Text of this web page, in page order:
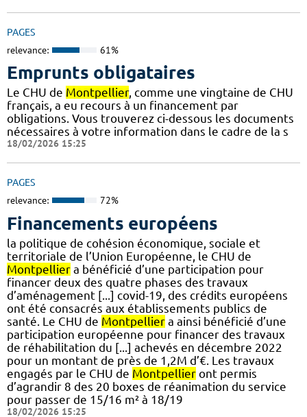
PAGES
relevance: 61%
Emprunts obligataires
Le CHU de Montpellier, comme une vingtaine de CHU
français, a eu recours à un financement par
obligations. Vous trouverez ci-dessous les documents
nécessaires à votre information dans le cadre de la s
18/02/2026 15:25
PAGES
relevance: 72%
Financements européens
la politique de cohésion économique, sociale et
territoriale de l’Union Européenne, le CHU de
Montpellier a bénéficié d’une participation pour
financer deux des quatre phases des travaux
d’aménagement [...] covid-19, des crédits européens
ont été consacrés aux établissements publics de
santé. Le CHU de Montpellier a ainsi bénéficié d’une
participation européenne pour financer des travaux
de réhabilitation du [...] achevés en décembre 2022
pour un montant de près de 1,2M d’€. Les travaux
engagés par le CHU de Montpellier ont permis
d’agrandir 8 des 20 boxes de réanimation du service
pour passer de 15/16 m² à 18/19
18/02/2026 15:25